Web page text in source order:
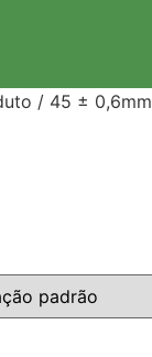
/ 45 ± 0,6mm